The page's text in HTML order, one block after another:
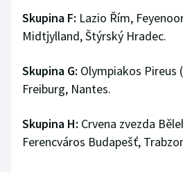
Skupina F: Lazio Řím,
Midtjylland, Štýrský Hradec.
Skupina G: Olympiakos Pireus (
Freiburg, Nantes.
Skupina H: Crvena zvezda
Ferencváros Budapešť,